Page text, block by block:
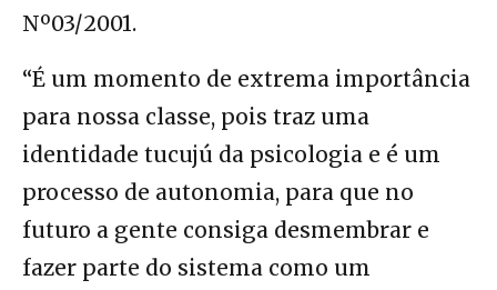
Nº03/2001.
“É um momento de extrema importância
para nossa classe, pois traz uma
identidade tucujú da psicologia e é um
processo de autonomia, para que no
futuro a gente consiga desmembrar e
fazer parte do sistema como um